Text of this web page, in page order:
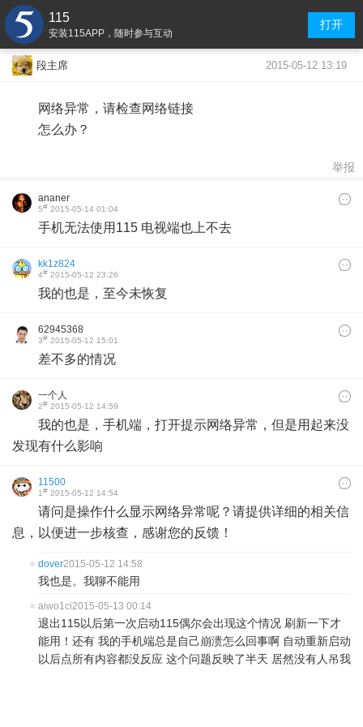
115
安装115APP，随时参与互动
打开
段主席 2015-05-12 13:19
网络异常，请检查网络链接
怎么办？
举报
ananer
5# 2015-05-14 01:04
手机无法使用115 电视端也上不去
kk1z824
4# 2015-05-12 23:26
我的也是，至今未恢复
62945368
3# 2015-05-12 15:01
差不多的情况
一个人
2# 2015-05-12 14:59
我的也是，手机端，打开提示网络异常，但是用起来没
发现有什么影响
11500
1# 2015-05-12 14:54
请问是操作什么显示网络异常呢？请提供详细的相关信
息，以便进一步核查，感谢您的反馈！
dover2015-05-12 14:58
我也是。我聊不能用
aiwo1ci2015-05-13 00:14
退出115以后第一次启动115偶尔会出现这个情况 刷新一下才
能用！还有 我的手机端总是自己崩溃怎么回事啊 自动重新启动
以后点所有内容都没反应 这个问题反映了半天 居然没有人吊我